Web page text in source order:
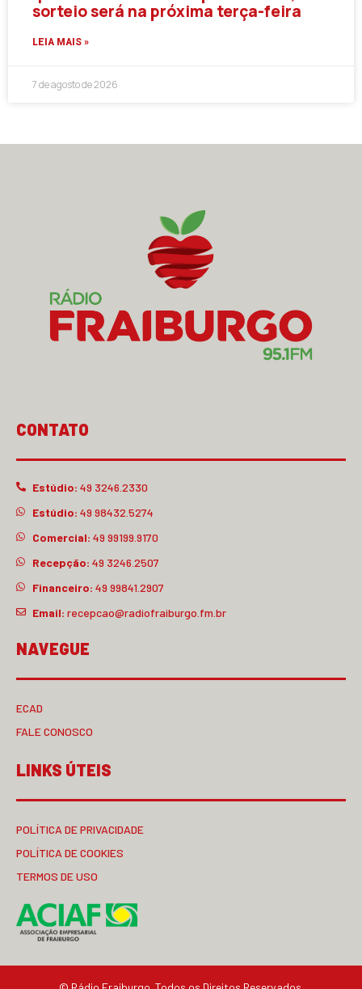
sorteio será na próxima terça-feira
LEIA MAIS »
7 de agosto de 2026
CONTATO
Estúdio: 49 3246.2330
Estúdio: 49 98432.5274
Comercial: 49 99199.9170
Recepção: 49 3246.2507
Financeiro: 49 99841.2907
Email: recepcao@radiofraiburgo.fm.br
NAVEGUE
ECAD
FALE CONOSCO
LINKS ÚTEIS
POLÍTICA DE PRIVACIDADE
POLÍTICA DE COOKIES
TERMOS DE USO